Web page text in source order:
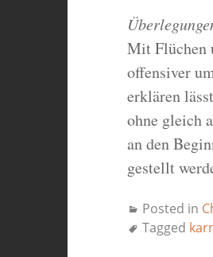
Mit Flüchen
offensiver
erklären
ohne gleich
an den
gestellt
Posted in
Tagged